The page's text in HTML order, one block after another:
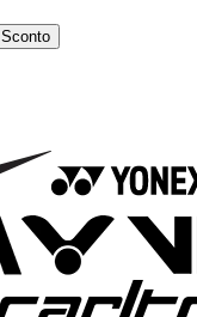
Sconto